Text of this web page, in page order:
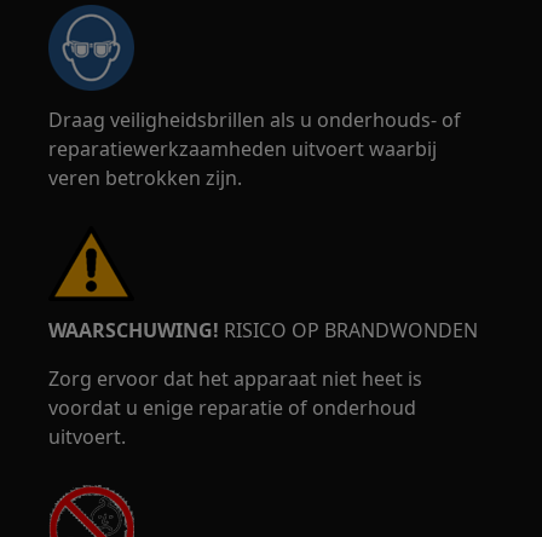
Draag veiligheidsbrillen als u onderhouds- of
reparatiewerkzaamheden uitvoert waarbij
veren betrokken zijn.
WAARSCHUWING! RISICO OP BRANDWONDEN
Zorg ervoor dat het apparaat niet heet is
voordat u enige reparatie of onderhoud
uitvoert.